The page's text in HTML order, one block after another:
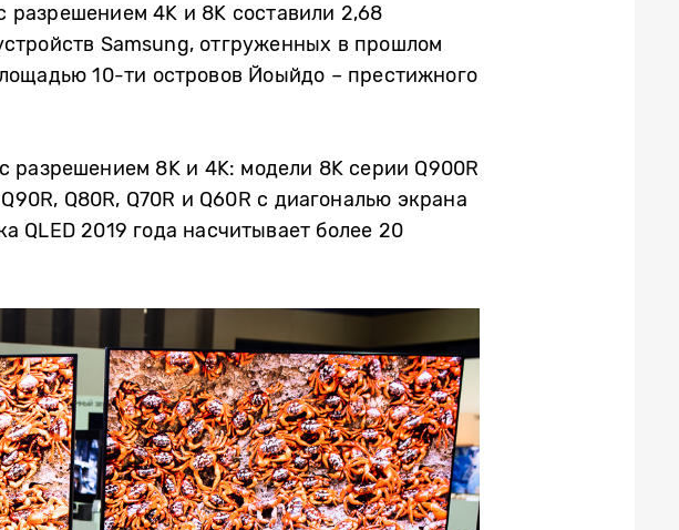
разрешением 4K и 8K составили 2,68
Samsung, отгруженных в прошлом
10-ти островов Йоыйдо – престижного
разрешением 8K и 4K: модели 8K серии Q900R
Q80R, Q70R и Q60R c диагональю экрана
2019 года насчитывает более 20